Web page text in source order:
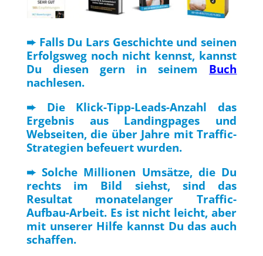
➨ Falls Du Lars Geschichte und seinen
Erfolgsweg noch nicht kennst, kannst
Du diesen gern in seinem Buch
nachlesen.
➨ Die Klick-Tipp-Leads-Anzahl das
Ergebnis aus Landingpages und
Webseiten, die über Jahre mit Traffic-
Strategien befeuert wurden.
➨ Solche Millionen Umsätze, die Du
rechts im Bild siehst, sind das
Resultat monatelanger Traffic-
Aufbau-Arbeit. Es ist nicht leicht, aber
mit unserer Hilfe kannst Du das auch
schaffen.